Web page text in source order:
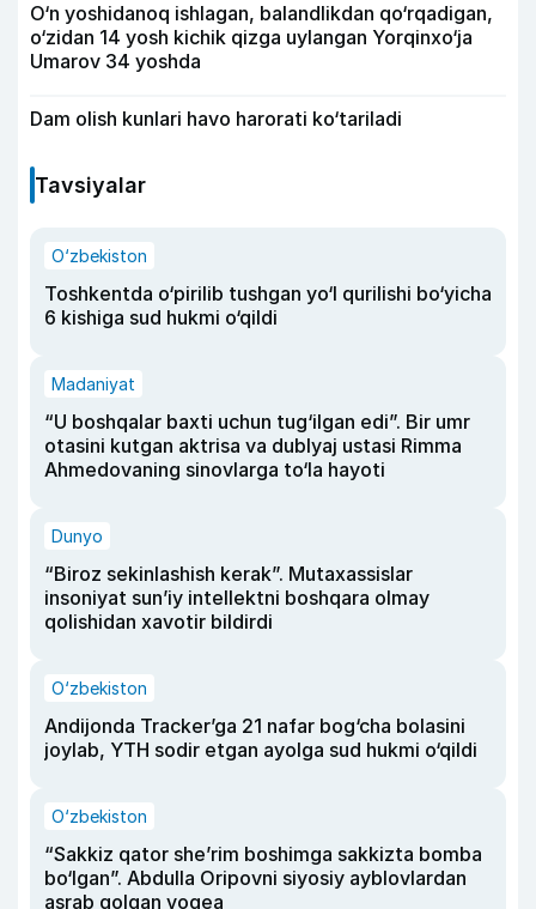
O‘n yoshidanoq ishlagan, balandlikdan qo‘rqadigan,
o‘zidan 14 yosh kichik qizga uylangan Yorqinxo‘ja
Umarov 34 yoshda
Dam olish kunlari havo harorati ko‘tariladi
Tavsiyalar
O‘zbekiston
Toshkentda o‘pirilib tushgan yo‘l qurilishi bo‘yicha
6 kishiga sud hukmi o‘qildi
Madaniyat
“U boshqalar baxti uchun tug‘ilgan edi”. Bir umr
otasini kutgan aktrisa va dublyaj ustasi Rimma
Ahmedovaning sinovlarga to‘la hayoti
Dunyo
“Biroz sekinlashish kerak”. Mutaxassislar
insoniyat sun’iy intellektni boshqara olmay
qolishidan xavotir bildirdi
O‘zbekiston
Andijonda Tracker’ga 21 nafar bog‘cha bolasini
joylab, YTH sodir etgan ayolga sud hukmi o‘qildi
O‘zbekiston
“Sakkiz qator she’rim boshimga sakkizta bomba
bo‘lgan”. Abdulla Oripovni siyosiy ayblovlardan
asrab qolgan voqea